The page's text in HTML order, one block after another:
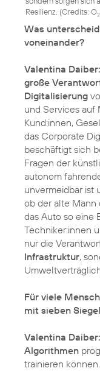
Resilienz. (Credits: O2
Was
voneinander?
Valentina Daiber:
große
Digitalisierung
und Services auf
Kund:innen,
das Corporate
beschäftigt sich
Fragen der
autonom
unvermeidbar ist
ob der alte Mann
das Auto so eine
Techniker:innen
nur die
Infrastruktur,
Für viele
mit sieben
Valentina Daiber:
Algorithmen
trainieren